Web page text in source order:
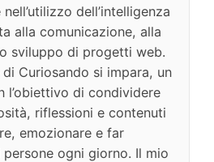
dell’intelligenza
alla comunicazione, alla
sviluppo di progetti web.
Curiosando si impara, un
l’obiettivo di condividere
riflessioni e contenuti
emozionare e far
ogni giorno. Il mio